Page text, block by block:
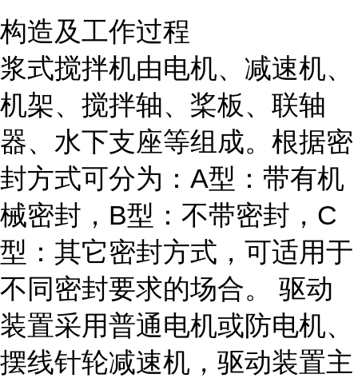
构造及工作过程
浆式搅拌机由电机、减速机、
机架、搅拌轴、桨板、联轴
器、水下支座等组成。根据密
封方式可分为：A型：带有机
械密封，B型：不带密封，C
型：其它密封方式，可适用于
不同密封要求的场合。 驱动
装置采用普通电机或防电机、
摆线针轮减速机，驱动装置主